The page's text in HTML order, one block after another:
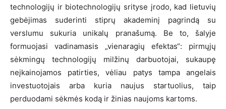
technologijų ir biotechnologijų srityse įrodo, kad lietuvių
gebėjimas suderinti stiprų akademinį pagrindą su
verslumu sukuria unikalų pranašumą. Be to, šalyje
formuojasi vadinamasis „vienaragių efektas“: pirmųjų
sėkmingų technologijų milžinų darbuotojai, sukaupę
neįkainojamos patirties, vėliau patys tampa angelais
investuotojais arba kuria naujus startuolius, taip
perduodami sėkmės kodą ir žinias naujoms kartoms.